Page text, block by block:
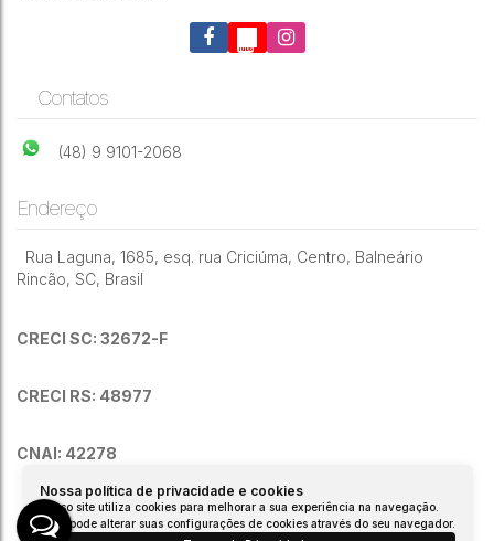
Nossa política de privacidade e cookies
Nosso site utiliza cookies para melhorar a sua experiência na navegação.
Você pode alterar suas configurações de cookies através do seu navegador.
Contatos
(48) 9 9101-2068
Endereço
Rua Laguna, 1685, esq. rua Criciúma, Centro, Balneário
Rincão, SC, Brasil
CRECI SC: 32672-F
CRECI RS: 48977
CNAI: 42278